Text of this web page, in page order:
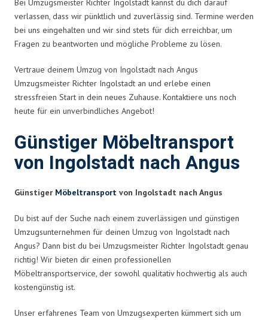
Bei Umzugsmeister Richter Ingolstadt kannst du dich darauf
verlassen, dass wir pünktlich und zuverlässig sind. Termine werden
bei uns eingehalten und wir sind stets für dich erreichbar, um
Fragen zu beantworten und mögliche Probleme zu lösen.
Vertraue deinem Umzug von Ingolstadt nach Angus
Umzugsmeister Richter Ingolstadt an und erlebe einen
stressfreien Start in dein neues Zuhause. Kontaktiere uns noch
heute für ein unverbindliches Angebot!
Günstiger Möbeltransport
von Ingolstadt nach Angus
Günstiger Möbeltransport von Ingolstadt nach Angus
Du bist auf der Suche nach einem zuverlässigen und günstigen
Umzugsunternehmen für deinen Umzug von Ingolstadt nach
Angus? Dann bist du bei Umzugsmeister Richter Ingolstadt genau
richtig! Wir bieten dir einen professionellen
Möbeltransportservice, der sowohl qualitativ hochwertig als auch
kostengünstig ist.
Unser erfahrenes Team von Umzugsexperten kümmert sich um